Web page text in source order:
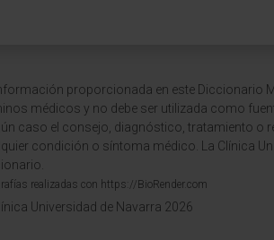
proporcionada en este Diccionario
médicos y no debe ser utilizada como
caso el consejo, diagnóstico, tratamiento o
condición o síntoma médico. La Clínica
realizadas con https://BioRender.com
Universidad de Navarra 2026